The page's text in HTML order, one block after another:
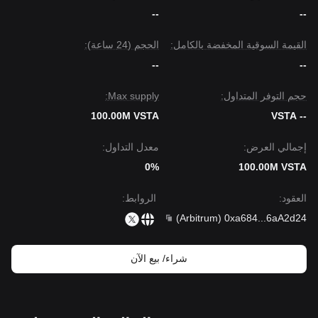
--
--
القيمة السوقية المخفضة بالكامل:
--
الحجم (24 ساعة):
--
حجم التوفر المتداول:
-- VSTA
Max supply:
100.00M VSTA
إجمالي العرض:
100.00M VSTA
معدل التداول:
0%
العقود:
0xa684
6aA2d24
(
Arbitrum
)
الروابط:
شراء/ بيع الآن